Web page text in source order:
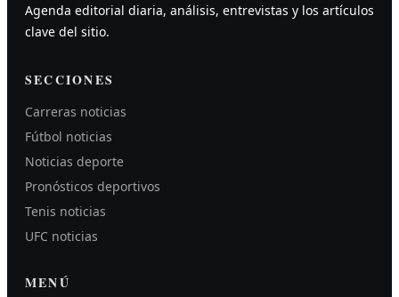
Agenda editorial diaria, análisis, entrevistas y los artículos
clave del sitio.
SECCIONES
Carreras noticias
Fútbol noticias
Noticias deporte
Pronósticos deportivos
Tenis noticias
UFC noticias
MENÚ